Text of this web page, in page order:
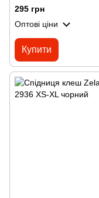
295 грн
Оптові ціни
Купити